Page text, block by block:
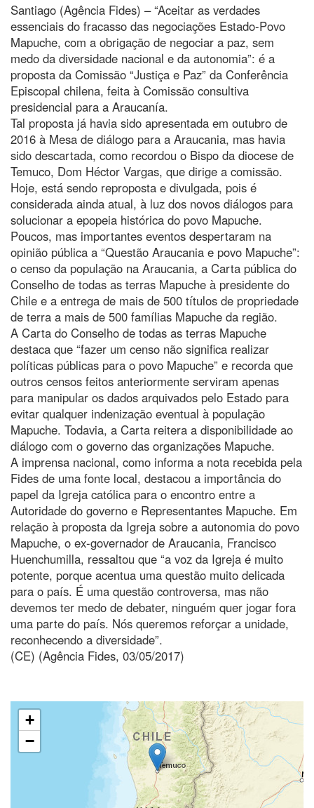
Santiago (Agência Fides) – “Aceitar as verdades
essenciais do fracasso das negociações Estado-Povo
Mapuche, com a obrigação de negociar a paz, sem
medo da diversidade nacional e da autonomia”: é a
proposta da Comissão “Justiça e Paz” da Conferência
Episcopal chilena, feita à Comissão consultiva
presidencial para a Araucanía.
Tal proposta já havia sido apresentada em outubro de
2016 à Mesa de diálogo para a Araucania, mas havia
sido descartada, como recordou o Bispo da diocese de
Temuco, Dom Héctor Vargas, que dirige a comissão.
Hoje, está sendo reproposta e divulgada, pois é
considerada ainda atual, à luz dos novos diálogos para
solucionar a epopeia histórica do povo Mapuche.
Poucos, mas importantes eventos despertaram na
opinião pública a “Questão Araucania e povo Mapuche”:
o censo da população na Araucania, a Carta pública do
Conselho de todas as terras Mapuche à presidente do
Chile e a entrega de mais de 500 títulos de propriedade
de terra a mais de 500 famílias Mapuche da região.
A Carta do Conselho de todas as terras Mapuche
destaca que “fazer um censo não significa realizar
políticas públicas para o povo Mapuche” e recorda que
outros censos feitos anteriormente serviram apenas
para manipular os dados arquivados pelo Estado para
evitar qualquer indenização eventual à população
Mapuche. Todavia, a Carta reitera a disponibilidade ao
diálogo com o governo das organizações Mapuche.
A imprensa nacional, como informa a nota recebida pela
Fides de uma fonte local, destacou a importância do
papel da Igreja católica para o encontro entre a
Autoridade do governo e Representantes Mapuche. Em
relação à proposta da Igreja sobre a autonomia do povo
Mapuche, o ex-governador de Araucania, Francisco
Huenchumilla, ressaltou que “a voz da Igreja é muito
potente, porque acentua uma questão muito delicada
para o país. É uma questão controversa, mas não
devemos ter medo de debater, ninguém quer jogar fora
uma parte do país. Nós queremos reforçar a unidade,
reconhecendo a diversidade”.
(CE) (Agência Fides, 03/05/2017)
+
−